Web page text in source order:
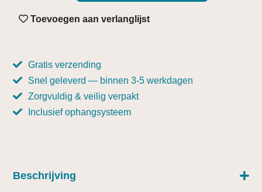
Toevoegen aan verlanglijst
Gratis verzending
Snel geleverd — binnen 3-5 werkdagen
Zorgvuldig & veilig verpakt
Inclusief ophangsysteem
Beschrijving